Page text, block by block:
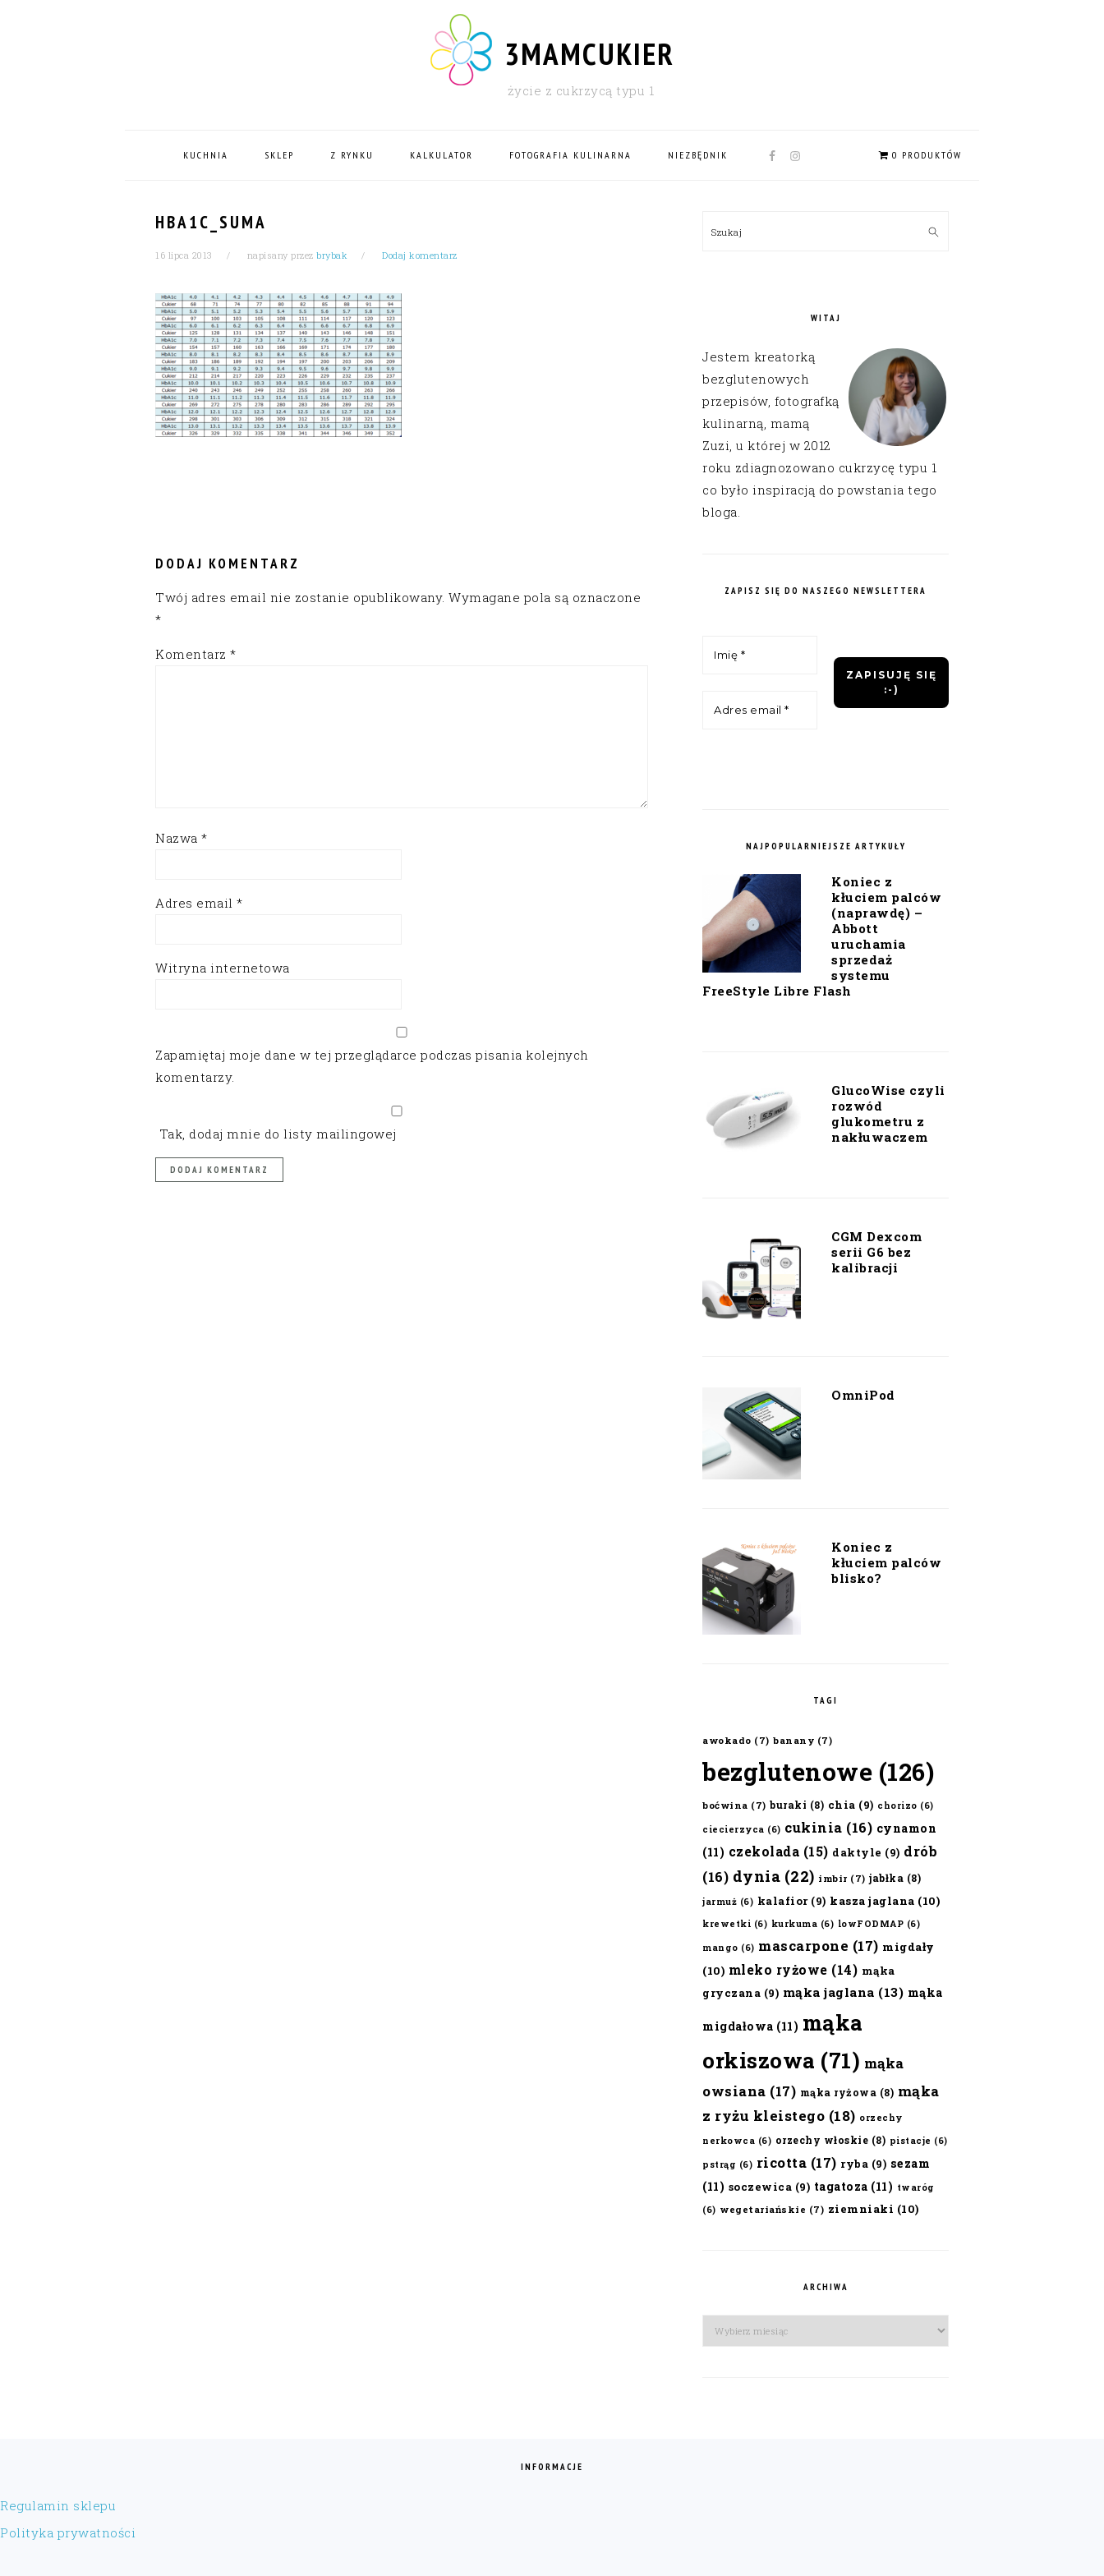
3MAMCUKIER
życie z cukrzycą typu 1
KUCHNIA SKLEP Z RYNKU KALKULATOR FOTOGRAFIA KULINARNA NIEZBĘDNIK
NAV
0 PRODUKTÓW
HBA1C_SUMA
16 lipca 2013 napisany przez brybak Dodaj komentarz
DODAJ KOMENTARZ
Twój adres email nie zostanie opublikowany. Wymagane pola są oznaczone
*
Komentarz *
Nazwa *
Adres email *
Witryna internetowa
Zapamiętaj moje dane w tej przeglądarce podczas pisania kolejnych
komentarzy.
Tak, dodaj mnie do listy mailingowej
SIDEBAR
Szukaj
WITAJ
Jestem kreatorką
bezglutenowych
przepisów, fotografką
kulinarną, mamą
Zuzi, u której w 2012
roku zdiagnozowano cukrzycę typu 1
co było inspiracją do powstania tego
bloga.
ZAPISZ SIĘ DO NASZEGO NEWSLETTERA
NAJPOPULARNIEJSZE ARTYKUŁY
Koniec z
kłuciem palców
(naprawdę) –
Abbott
uruchamia
sprzedaż
systemu
FreeStyle Libre Flash
GlucoWise czyli
rozwód
glukometru z
nakłuwaczem
CGM Dexcom
serii G6 bez
kalibracji
OmniPod
Koniec z
kłuciem palców
blisko?
TAGI
awokado (7) banany (7)
bezglutenowe (126)
boćwina (7) buraki (8) chia (9) chorizo (6)
ciecierzyca (6) cukinia (16) cynamon
(11) czekolada (15) daktyle (9) drób
(16) dynia (22) imbir (7) jabłka (8)
jarmuż (6) kalafior(9) kasza jaglana (10)
krewetki (6) kurkuma (6) lowFODMAP (6)
mango (6) mascarpone (17) migdały
(10) mleko ryżowe (14) mąka
gryczana (9) mąka jaglana (13) mąka
migdałowa (11) mąka
orkiszowa (71) mąka
owsiana (17) mąka ryżowa (8) mąka
z ryżu kleistego (18) orzechy
nerkowca (6) orzechy włoskie (8) pistacje (6)
pstrąg (6) ricotta (17) ryba (9) sezam
(11) soczewica (9) tagatoza (11) twaróg
(6) wegetariańskie (7) ziemniaki (10)
ARCHIWA
Archiwa
INFORMACJE
Regulamin sklepu
Polityka prywatności